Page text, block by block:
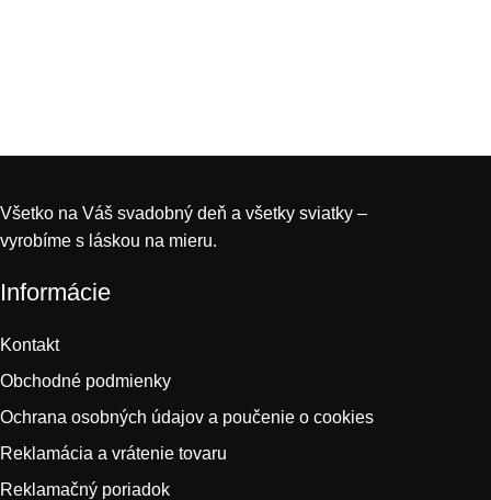
Všetko na Váš svadobný deň a všetky sviatky –
vyrobíme s láskou na mieru.
Informácie
Kontakt
Obchodné podmienky
Ochrana osobných údajov a poučenie o cookies
Reklamácia a vrátenie tovaru
Reklamačný poriadok